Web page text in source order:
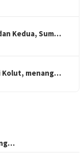
Kedua, Sum…
Kolut, menang…